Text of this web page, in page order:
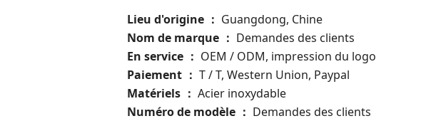
Lieu d'origine ： Guangdong, Chine
Nom de marque
： Demandes des clients
En service
： OEM / ODM, impression du logo
Paiement
： T / T, Western Union, Paypal
Matériels
： Acier inoxydable
Numéro de modèle ： Demandes des clients